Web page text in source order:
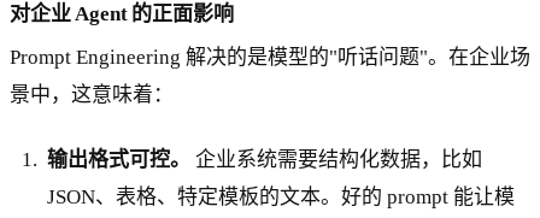
对企业 Agent 的正面影响
Prompt Engineering 解决的是模型的"听话问题"。在企业场
景中，这意味着：
输出格式可控。
企业系统需要结构化数据，比如
JSON、表格、特定模板的文本。好的 prompt 能让模